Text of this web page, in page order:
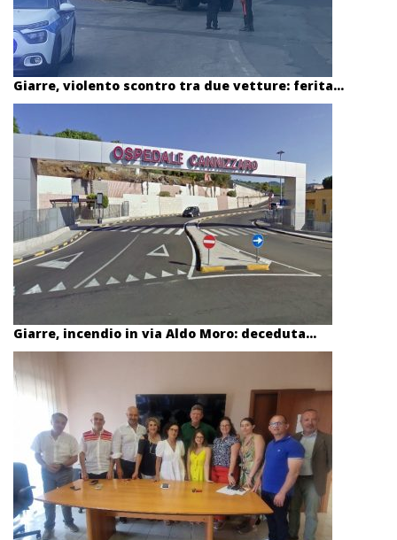
Giarre, violento scontro tra due vetture: ferita...
Giarre, incendio in via Aldo Moro: deceduta...